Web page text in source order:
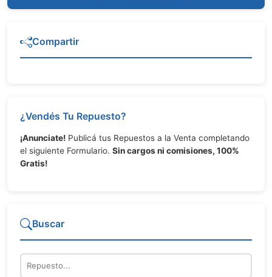
Compartir
¿Vendés Tu Repuesto?
¡Anunciate! Publicá tus Repuestos a la Venta completando
el siguiente Formulario. Sin cargos ni comisiones, 100%
Gratis!
Buscar
Repuesto